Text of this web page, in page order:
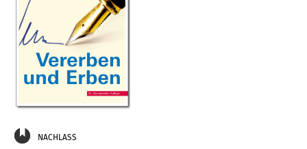
NACHLASS